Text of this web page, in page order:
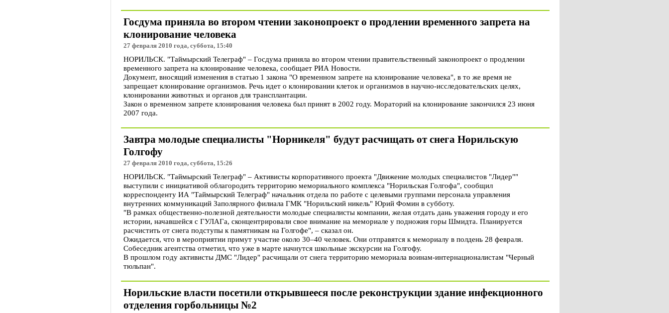
Госдума приняла во втором чтении законопроект о продлении временного запрета на
клонирование человека
27 февраля 2010 года, суббота, 15:40
НОРИЛЬСК. "Таймырский Телеграф" – Госдума приняла во втором чтении правительственный законопроект о продлении
временного запрета на клонирование человека, сообщает РИА Новости.
Документ, вносящий изменения в статью 1 закона "О временном запрете на клонирование человека", в то же время не
запрещает клонирование организмов. Речь идет о клонировании клеток и организмов в научно-исследовательских целях,
клонировании животных и органов для трансплантации.
Закон о временном запрете клонирования человека был принят в 2002 году. Мораторий на клонирование закончился 23 июня
2007 года.
Завтра молодые специалисты "Норникеля" будут расчищать от снега Норильскую
Голгофу
27 февраля 2010 года, суббота, 15:26
НОРИЛЬСК. "Таймырский Телеграф" – Активисты корпоративного проекта "Движение молодых специалистов "Лидер""
выступили с инициативой облагородить территорию мемориального комплекса "Норильская Голгофа", сообщил
корреспонденту ИА "Таймырский Телеграф" начальник отдела по работе с целевыми группами персонала управления
внутренних коммуникаций Заполярного филиала ГМК "Норильский никель" Юрий Фомин в субботу.
"В рамках общественно-полезной деятельности молодые специалисты компании, желая отдать дань уважения городу и его
истории, начавшейся с ГУЛАГа, сконцентрировали свое внимание на мемориале у подножия горы Шмидта. Планируется
расчистить от снега подступы к памятникам на Голгофе", – сказал он.
Ожидается, что в мероприятии примут участие около 30–40 человек. Они отправятся к мемориалу в полдень 28 февраля.
Собеседник агентства отметил, что уже в марте начнутся школьные экскурсии на Голгофу.
В прошлом году активисты ДМС "Лидер" расчищали от снега территорию мемориала воинам-интернационалистам "Черный
тюльпан".
Норильские власти посетили открывшееся после реконструкции здание инфекционного
отделения горбольницы №2